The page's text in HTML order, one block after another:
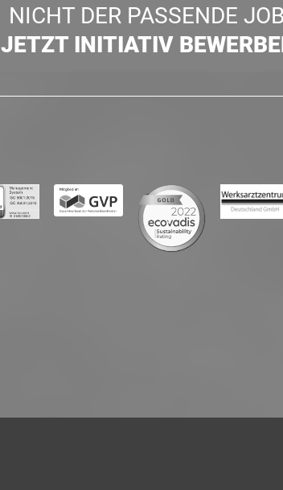
NICHT DER PASSENDE
JETZT INITIATIV